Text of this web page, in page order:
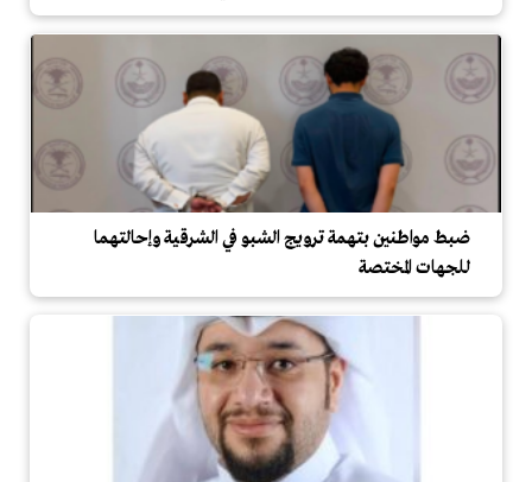
ضبط مواطنين بتهمة ترويج الشبو في الشرقية وإحالتهما
للجهات المختصة